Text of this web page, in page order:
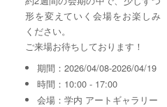
形を変えていく会場をお楽しみ
ください。
ご来場お待ちしております！
期間：2026/04/08-2026/04/19
時間：10:00 - 17:00
会場：学内 アートギャラリー